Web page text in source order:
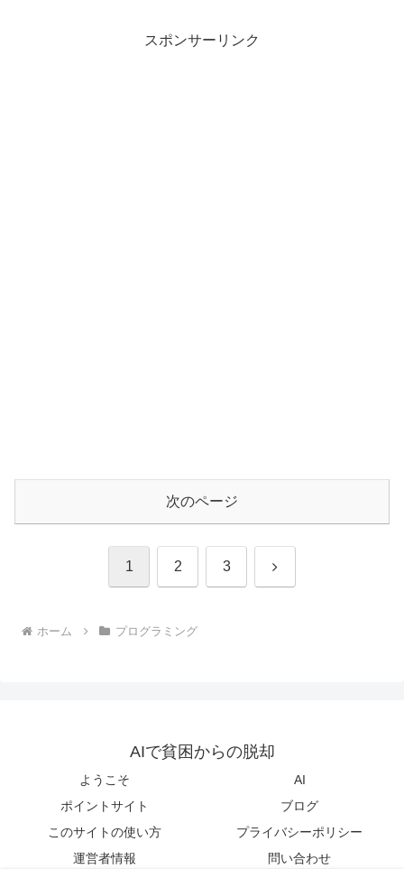
スポンサーリンク
次のページ
1 2 3 次
ホーム プログラミング
AIで貧困からの脱却
ようこそ
AI
ポイントサイト
ブログ
このサイトの使い方
プライバシーポリシー
運営者情報
問い合わせ